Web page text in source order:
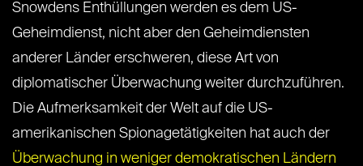
Snowdens Enthüllungen werden es dem US-
Geheimdienst, nicht aber den Geheimdiensten
anderer Länder erschweren, diese Art von
diplomatischer Überwachung weiter durchzuführen.
Die Aufmerksamkeit der Welt auf die US-
amerikanischen Spionagetätigkeiten hat auch der
Überwachung in weniger demokratischen Ländern